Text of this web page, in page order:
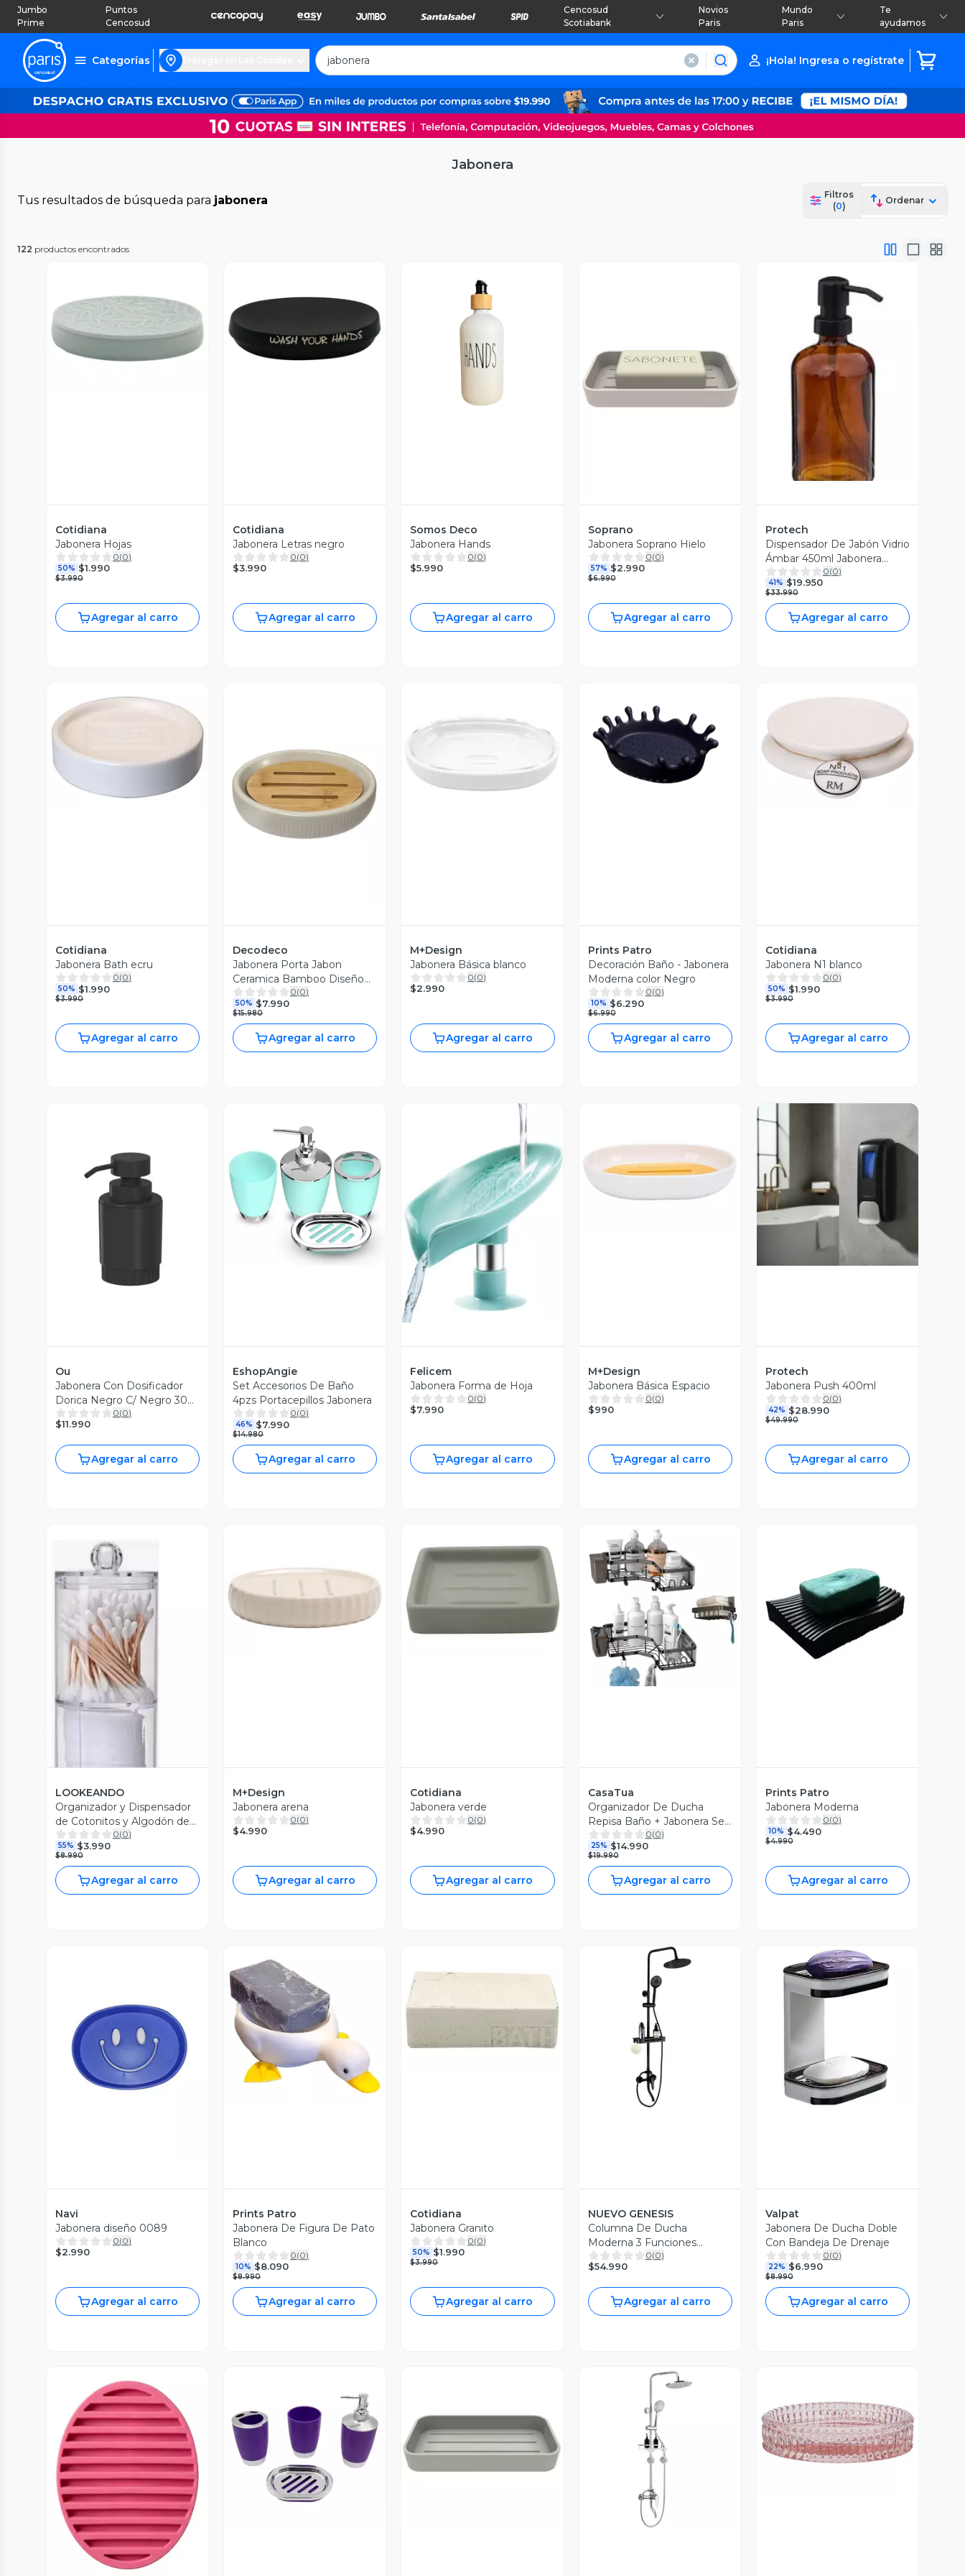
Jumbo
Prime
Puntos
Cencosud
Cencosud
Scotiabank
Novios
Paris
Mundo
Paris
Te
ayudamos
Categorías ¡Hola! Ingresa o regístrate
Jabonera
Tus resultados de búsqueda para jabonera
Filtros
(0)
Ordenar
122 productos encontrados
Vista Previa
Cotidiana
Jabonera Hojas
0(0)
50% $1.990
$3.990
Agregar al carro
Vista Previa
Cotidiana
Jabonera Letras negro
0(0)
$3.990
Agregar al carro
Vista Previa
Somos Deco
Jabonera Hands
0(0)
$5.990
Agregar al carro
Vista Previa
Soprano
Jabonera Soprano Hielo
0(0)
57% $2.990
$6.990
Agregar al carro
Vista Previa
Protech
Dispensador De Jabón Vidrio
Ámbar 450ml Jabonera
Deco Marrón
0(0)
41% $19.950
$33.990
Agregar al carro
Vista Previa
Cotidiana
Jabonera Bath ecru
0(0)
50% $1.990
$3.990
Agregar al carro
Vista Previa
Decodeco
Jabonera Porta Jabon
Ceramica Bamboo Diseño
Elegante
0(0)
50% $7.990
$15.980
Agregar al carro
Vista Previa
M+Design
Jabonera Básica blanco
0(0)
$2.990
Agregar al carro
Vista Previa
Prints Patro
Decoración Baño - Jabonera
Moderna color Negro
0(0)
10% $6.290
$6.990
Agregar al carro
Vista Previa
Cotidiana
Jabonera N1 blanco
0(0)
50% $1.990
$3.990
Agregar al carro
Vista Previa
Ou
Jabonera Con Dosificador
Dorica Negro C/ Negro 300
Ml
0(0)
$11.990
Agregar al carro
Vista Previa
EshopAngie
Set Accesorios De Baño
4pzs Portacepillos Jabonera
0(0)
46% $7.990
$14.980
Agregar al carro
Vista Previa
Felicem
Jabonera Forma de Hoja
0(0)
$7.990
Agregar al carro
Vista Previa
M+Design
Jabonera Básica Espacio
0(0)
$990
Agregar al carro
Vista Previa
Protech
Jabonera Push 400ml
0(0)
42% $28.990
$49.990
Agregar al carro
Vista Previa
LOOKEANDO
Organizador y Dispensador
de Cotonitos y Algodón de
Acrílico
0(0)
55% $3.990
$8.990
Agregar al carro
Vista Previa
M+Design
Jabonera arena
0(0)
$4.990
Agregar al carro
Vista Previa
Cotidiana
Jabonera verde
0(0)
$4.990
Agregar al carro
Vista Previa
CasaTua
Organizador De Ducha
Repisa Baño + Jabonera Set
3 Inox
0(0)
25% $14.990
$19.990
Agregar al carro
Vista Previa
Prints Patro
Jabonera Moderna
0(0)
10% $4.490
$4.990
Agregar al carro
Vista Previa
Navi
Jabonera diseño 0089
0(0)
$2.990
Agregar al carro
Vista Previa
Prints Patro
Jabonera De Figura De Pato
Blanco
0(0)
10% $8.090
$8.990
Agregar al carro
Cotidiana
Jabonera Granito
0(0)
50% $1.990
$3.990
Agregar al carro
Vista Previa
NUEVO GENESIS
Columna De Ducha
Moderna 3 Funciones
Monomando Con Jabonera
0(0)
$54.990
Agregar al carro
Valpat
Jabonera De Ducha Doble
Con Bandeja De Drenaje
0(0)
22% $6.990
$8.990
Agregar al carro
Vista Previa
Vista Previa Vista Previa Vista Previa
Vista Previa